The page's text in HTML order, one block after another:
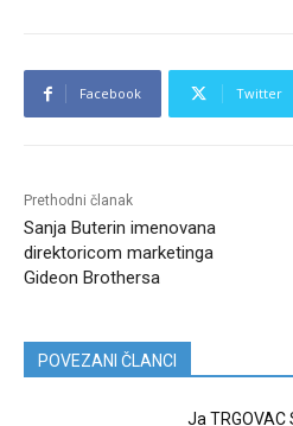
Facebook Twitter
Prethodni članak
Sanja Buterin imenovana
direktoricom marketinga
Gideon Brothersa
POVEZANI ČLANCI
Ja